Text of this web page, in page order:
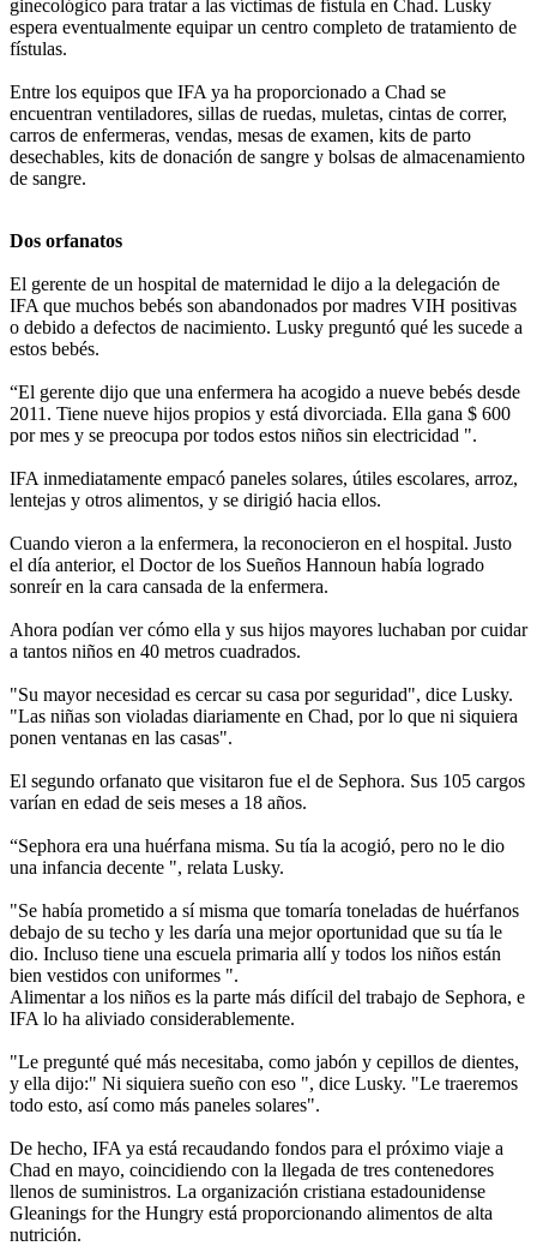
ginecológico para tratar a las víctimas de fístula en Chad. Lusky
espera eventualmente equipar un centro completo de tratamiento de
fístulas.
Entre los equipos que IFA ya ha proporcionado a Chad se
encuentran ventiladores, sillas de ruedas, muletas, cintas de correr,
carros de enfermeras, vendas, mesas de examen, kits de parto
desechables, kits de donación de sangre y bolsas de almacenamiento
de sangre.
Dos orfanatos
El gerente de un hospital de maternidad le dijo a la delegación de
IFA que muchos bebés son abandonados por madres VIH positivas
o debido a defectos de nacimiento. Lusky preguntó qué les sucede a
estos bebés.
“El gerente dijo que una enfermera ha acogido a nueve bebés desde
2011. Tiene nueve hijos propios y está divorciada. Ella gana $ 600
por mes y se preocupa por todos estos niños sin electricidad ".
IFA inmediatamente empacó paneles solares, útiles escolares, arroz,
lentejas y otros alimentos, y se dirigió hacia ellos.
Cuando vieron a la enfermera, la reconocieron en el hospital. Justo
el día anterior, el Doctor de los Sueños Hannoun había logrado
sonreír en la cara cansada de la enfermera.
Ahora podían ver cómo ella y sus hijos mayores luchaban por cuidar
a tantos niños en 40 metros cuadrados.
"Su mayor necesidad es cercar su casa por seguridad", dice Lusky.
"Las niñas son violadas diariamente en Chad, por lo que ni siquiera
ponen ventanas en las casas".
El segundo orfanato que visitaron fue el de Sephora. Sus 105 cargos
varían en edad de seis meses a 18 años.
“Sephora era una huérfana misma. Su tía la acogió, pero no le dio
una infancia decente ", relata Lusky.
"Se había prometido a sí misma que tomaría toneladas de huérfanos
debajo de su techo y les daría una mejor oportunidad que su tía le
dio. Incluso tiene una escuela primaria allí y todos los niños están
bien vestidos con uniformes ".
Alimentar a los niños es la parte más difícil del trabajo de Sephora, e
IFA lo ha aliviado considerablemente.
"Le pregunté qué más necesitaba, como jabón y cepillos de dientes,
y ella dijo:" Ni siquiera sueño con eso ", dice Lusky. "Le traeremos
todo esto, así como más paneles solares".
De hecho, IFA ya está recaudando fondos para el próximo viaje a
Chad en mayo, coincidiendo con la llegada de tres contenedores
llenos de suministros. La organización cristiana estadounidense
Gleanings for the Hungry está proporcionando alimentos de alta
nutrición.